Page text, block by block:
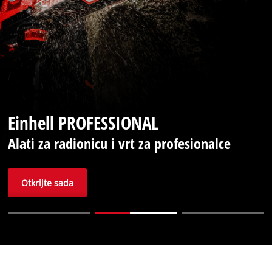
English
Einhell PROFESSIONAL
Alati za radionicu i vrt za profesionalce
Otkrijte sada